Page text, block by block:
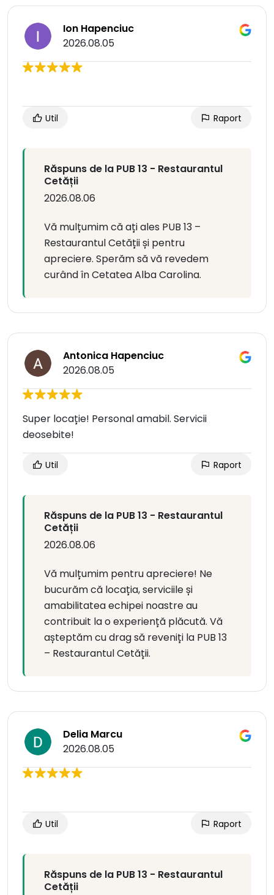
Ion Hapenciuc
2026.08.05
Util Raport
Răspuns de la PUB 13 - Restaurantul
Cetății
2026.08.06
Vă mulțumim că ați ales PUB 13 –
Restaurantul Cetății și pentru
apreciere. Sperăm să vă revedem
curând în Cetatea Alba Carolina.
Antonica Hapenciuc
2026.08.05
Super locație! Personal amabil. Servicii
deosebite!
Util Raport
Răspuns de la PUB 13 - Restaurantul
Cetății
2026.08.06
Vă mulțumim pentru apreciere! Ne
bucurăm că locația, serviciile și
amabilitatea echipei noastre au
contribuit la o experiență plăcută. Vă
așteptăm cu drag să reveniți la PUB 13
– Restaurantul Cetății.
Delia Marcu
2026.08.05
Util Raport
Răspuns de la PUB 13 - Restaurantul
Cetății